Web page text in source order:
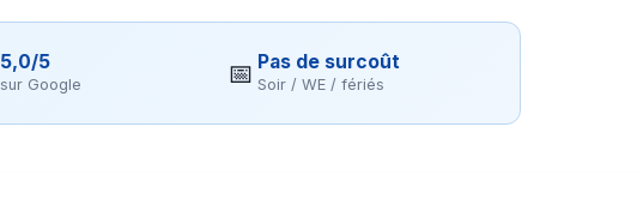
5,0/5
sur Google 📅 Pas de surcoût
Soir / WE / fériés